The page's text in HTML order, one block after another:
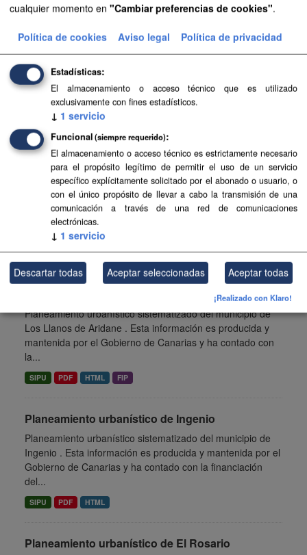
Planeamiento urbanístico de Granadilla de Abona
Planeamiento urbanístico sistematizado del municipio de
Granadilla de Abona . Esta información es producida y
mantenida por el Gobierno de Canarias y ha contado con
la...
PDF HTML
Planeamiento urbanístico de El Sauzal
Planeamiento urbanístico sistematizado del municipio de El
Sauzal . Esta información es producida y mantenida por el
Gobierno de Canarias y ha contado con la financiación
SIPU PDF
Planeamiento urbanístico de Los Llanos de
Planeamiento urbanístico sistematizado del municipio de
Los Llanos de Aridane . Esta información es producida y
mantenida por el Gobierno de Canarias y ha contado con
la...
SIPU PDF HTML FIP
Planeamiento urbanístico de Ingenio
Planeamiento urbanístico sistematizado del municipio de
Ingenio . Esta información es producida y mantenida por el
Gobierno de Canarias y ha contado con la financiación
del...
SIPU PDF HTML
Planeamiento urbanístico de El Rosario
cualquier momento en "Cambiar preferencias de cookies".
Política de cookies Aviso legal Política de privacidad
Estadísticas
El almacenamiento o acceso técnico que es utilizado
exclusivamente con fines estadísticos.
↓ 1 servicio
Funcional (siempre requerido)
El almacenamiento o acceso técnico es estrictamente necesario
para el propósito legítimo de permitir el uso de un servicio
específico explícitamente solicitado por el abonado o usuario, o
con el único propósito de llevar a cabo la transmisión de una
comunicación a través de una red de comunicaciones
electrónicas.
↓ 1 servicio
Descartar todas Aceptar seleccionadas Aceptar todas
¡Realizado con Klaro!